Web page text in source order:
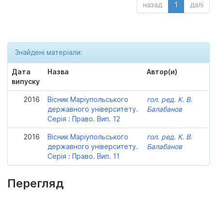
назад 1 далі
Знайдені матеріали:
Дата
випуску
Назва Автор(и)
2016
Вісник Маріупольського
державного університету.
Серія : Право. Вип. 12
гол. ред. К. В.
Балабанов
2016
Вісник Маріупольського
державного університету.
Серія : Право. Вип. 11
гол. ред. К. В.
Балабанов
Перегляд